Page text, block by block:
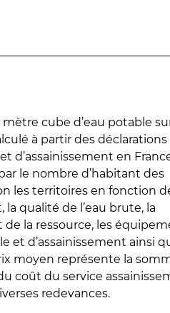
cube d’eau potable
à partir des déclarations
d’assainissement en
le nombre d’habitant des
les territoires en fonction
qualité de l’eau brute, la
la ressource, les
et d’assainissement ainsi
moyen représente la
coût du service
redevances.